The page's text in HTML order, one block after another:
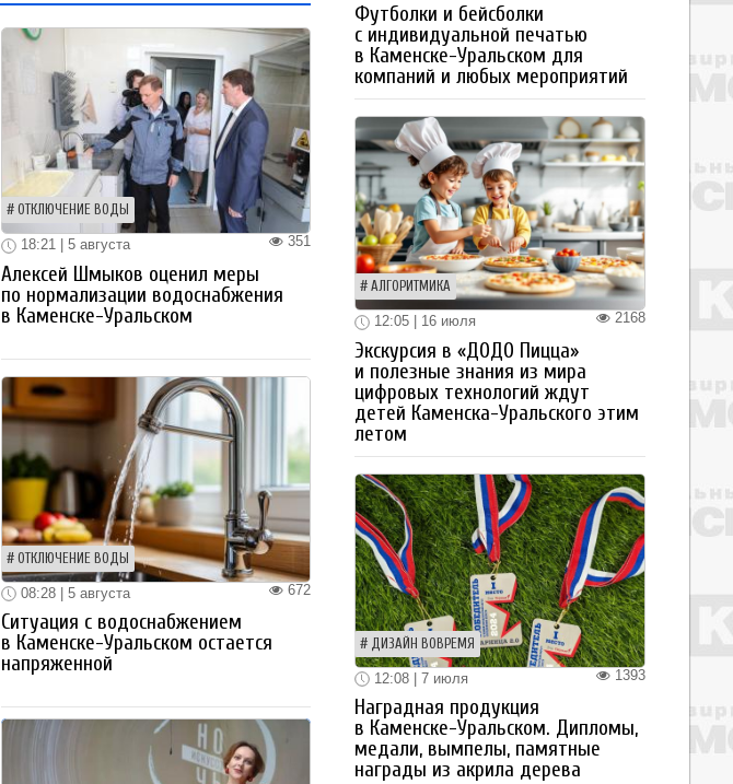
ОТКЛЮЧЕНИЕ ВОДЫ
351
18:21 | 5 августа
Алексей Шмыков оценил меры
по нормализации водоснабжения
в Каменске-Уральском
ОТКЛЮЧЕНИЕ ВОДЫ
672
08:28 | 5 августа
Ситуация с водоснабжением
в Каменске-Уральском остается
напряженной
Футболки и бейсболки
с индивидуальной печатью
в Каменске-Уральском для
компаний и любых мероприятий
АЛГОРИТМИКА
2168
12:05 | 16 июля
Экскурсия в «ДОДО Пицца»
и полезные знания из мира
цифровых технологий ждут
детей Каменска-Уральского этим
летом
ДИЗАЙН ВОВРЕМЯ
1393
12:08 | 7 июля
Наградная продукция
в Каменске-Уральском. Дипломы,
медали, вымпелы, памятные
награды из акрила дерева